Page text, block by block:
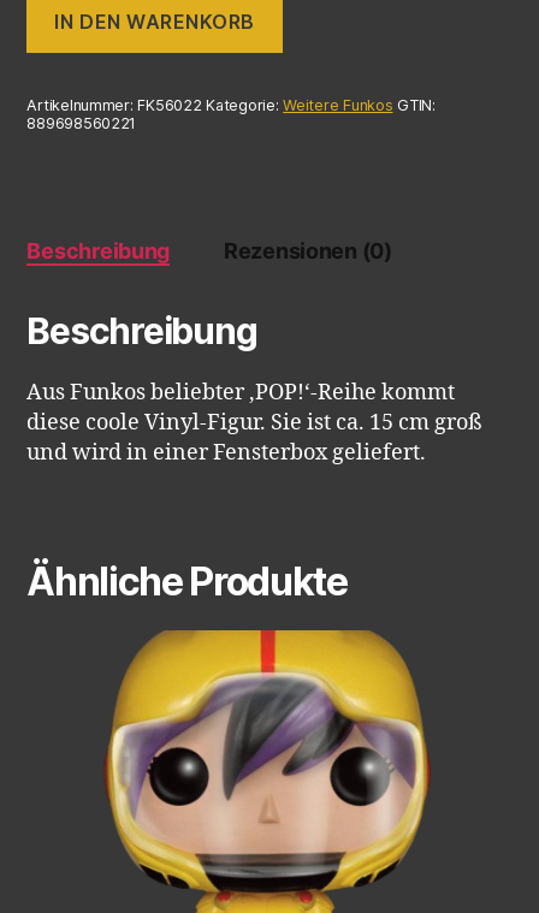
IN DEN WARENKORB
Artikelnummer:FK56022 Kategorie:Weitere Funkos GTIN:
889698560221
Beschreibung Rezensionen (0)
Beschreibung
Aus Funkos beliebter ‚POP!‘-Reihe kommt
diese coole Vinyl-Figur. Sie ist ca. 15 cm groß
und wird in einer Fensterbox geliefert.
Ähnliche Produkte